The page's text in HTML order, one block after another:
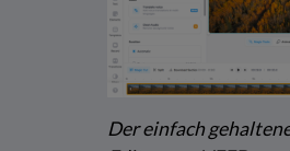
Der einfach